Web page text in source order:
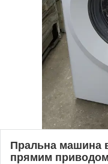
Пральна машина
прямим